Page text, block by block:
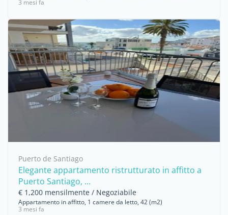
3 mesi fa
Puerto de Santiago
Elegante appartamento ristrutturato in affitto a
Puerto Santiago, ...
€ 1,200 mensilmente / Negoziabile
Appartamento in affitto, 1 camere da letto, 42 (m2)
3 mesi fa